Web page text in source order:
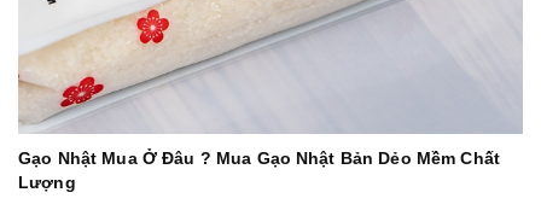
Gạo Nhật Mua Ở Đâu ? Mua Gạo Nhật Bản Dẻo Mềm Chất
Lượng